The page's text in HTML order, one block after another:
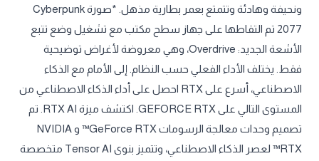
ونحيفة وهادئة وتتمتع بعمر بطارية مذهل. *صورة Cyberpunk
2077 تم التقاطها على جهاز سطح مكتب مع تشغيل وضع تتبع
الأشعة الجديد: Overdrive، وهي معروضة لأغراض توضيحية
فقط. يختلف الأداء الفعلي حسب النظام. إلى الأمام مع الذكاء
الاصطناعي، أسرع على RTX احصل على أداء الذكاء الاصطناعي من
المستوى التالي على GEFORCE RTX. اكتشف ميزة RTX AI. تم
تصميم وحدات معالجة الرسومات GeForce RTX™ و NVIDIA
RTX™ لعصر الذكاء الاصطناعي، وتتميز بنوى Tensor AI متخصصة